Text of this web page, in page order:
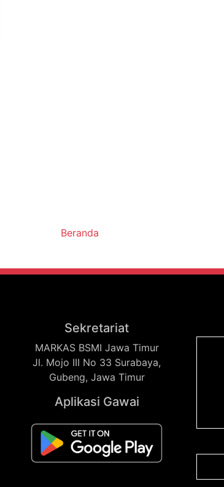
Beranda
Sekretariat
MARKAS BSMI Jawa Timur
Jl. Mojo III No 33 Surabaya,
Gubeng, Jawa Timur
Aplikasi Gawai